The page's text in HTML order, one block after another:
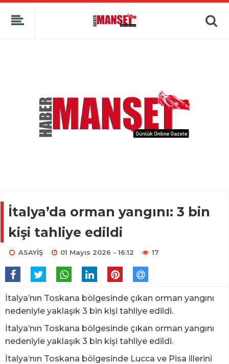
İtalya’da orman yangını: 3 bin
kişi tahliye edildi
ASAYİŞ 01 Mayıs 2026 - 16:12 17
İtalya’nın Toskana bölgesinde çıkan orman yangını
nedeniyle yaklaşık 3 bin kişi tahliye edildi.
İtalya’nın Toskana bölgesinde çıkan orman yangını
nedeniyle yaklaşık 3 bin kişi tahliye edildi.
İtalya’nın Toskana bölgesinde Lucca ve Pisa illerini